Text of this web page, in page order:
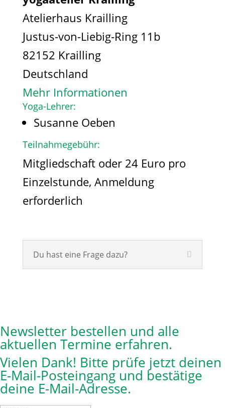
Atelierhaus Krailling
Justus-von-Liebig-Ring 11b
82152 Krailling
Deutschland
Mehr Informationen
Yoga-Lehrer:
Susanne Oeben
Teilnahmegebühr:
Mitgliedschaft oder 24 Euro pro
Einzelstunde, Anmeldung
erforderlich
Du hast eine Frage dazu?
Newsletter bestellen und alle
aktuellen Termine erfahren.
Vielen Dank! Bitte prüfe jetzt deinen
E-Mail-Posteingang und bestätige
deine E-Mail-Adresse.